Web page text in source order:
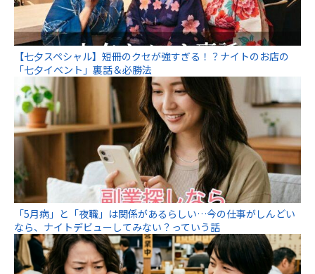
【七夕スペシャル】短冊のクセが強すぎる！？ナイトのお店の
「七夕イベント」裏話＆必勝法
「5月病」と「夜職」は関係があるらしい…今の仕事がしんどい
なら、ナイトデビューしてみない？っていう話